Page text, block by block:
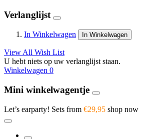
Verlanglijst
In Winkelwagen In Winkelwagen
View All Wish List
U hebt niets op uw verlanglijst staan.
Winkelwagen 0
Mini winkelwagentje
Let’s earparty! Sets from €29,95 shop now